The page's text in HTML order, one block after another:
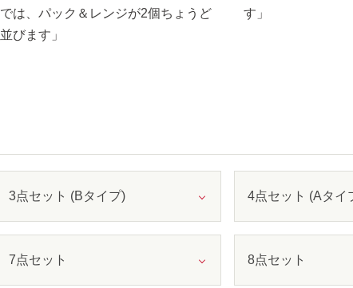
では、パック＆レンジが2個ちょうど
並びます」
す」
3点セット (Bタイプ) 4点セット (Aタイ
7点セット 8点セット